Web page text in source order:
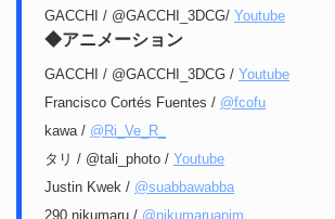
GACCHI / @GACCHI_3DCG/ Youtube
◆アニメーション
GACCHI / @GACCHI_3DCG / Youtube
Francisco Cortés Fuentes / @fcofu
kawa / @Ri_Ve_R_
タリ / @tali_photo / Youtube
Justin Kwek / @suabbawabba
290 nikumaru / @nikumaruanim